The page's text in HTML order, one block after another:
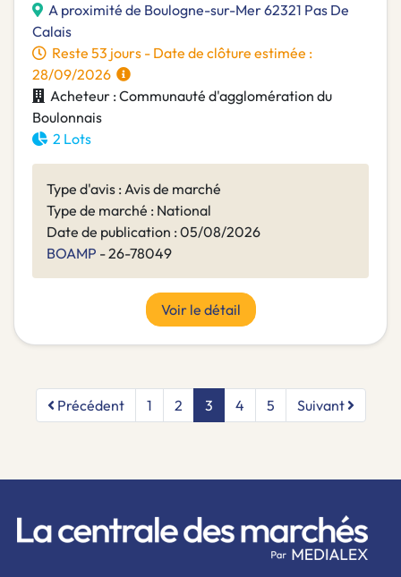
A proximité de Boulogne-sur-Mer 62321 Pas De
Calais
Reste 53 jours - Date de clôture estimée :
28/09/2026
Acheteur : Communauté d'agglomération du
Boulonnais
2 Lots
Type d'avis : Avis de marché
Type de marché : National
Date de publication : 05/08/2026
BOAMP - 26-78049
Voir le détail
Précédent 1 2 3 4 5 Suivant